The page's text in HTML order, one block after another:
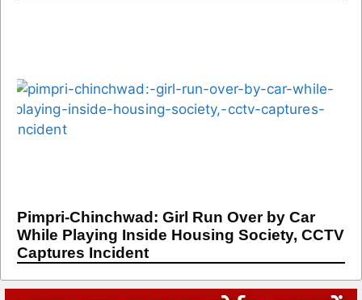
Pimpri-Chinchwad: Girl Run Over by Car
While Playing Inside Housing Society, CCTV
Captures Incident